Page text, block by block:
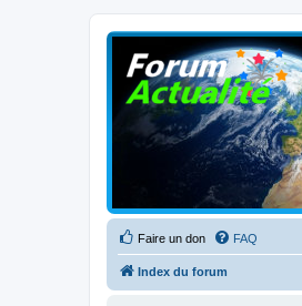
Faire un don FAQ
Index du forum